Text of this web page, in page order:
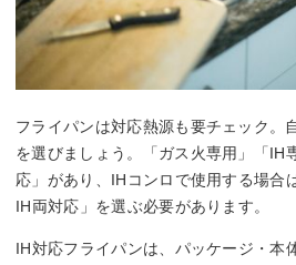
フライパンは対応熱源も要チェック。
を選びましょう。「ガス火専用」「IH
応」があり、IHコンロで使用する場合
IH両対応」を選ぶ必要があります。
IH対応フライパンは、パッケージ・本